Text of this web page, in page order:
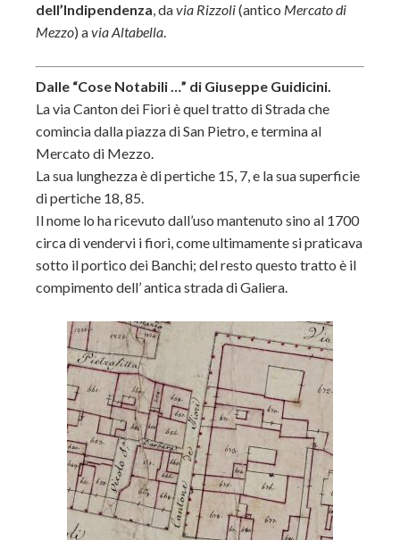
dell’Indipendenza, davia Rizzoli(antico Mercato di
Mezzo) avia Altabella.
Dalle “Cose Notabili …” di Giuseppe Guidicini.
La via Canton dei Fiori è quel tratto di Strada che
comincia dalla piazza di San Pietro, e termina al
Mercato di Mezzo.
La sua lunghezza è di pertiche 15, 7, e la sua superficie
di pertiche 18, 85.
Il nome lo ha ricevuto dall’uso mantenuto sino al 1700
circa di vendervi i fiori, come ultimamente si praticava
sotto il portico dei Banchi; del resto questo tratto è il
compimento dell’ antica strada di Galiera.